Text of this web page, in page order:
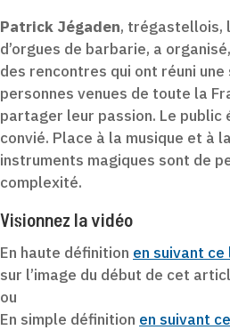
Patrick Jégaden, trégastellois,
d’orgues de barbarie, a
des rencontres qui ont réuni
personnes venues de toute la
partager leur passion. Le public
convié. Place à la musique et à
instruments magiques sont de
complexité.
Visionnez la vidéo
En haute définition en suivant ce
sur l’image du début de cet
ou
En simple définition en suivant